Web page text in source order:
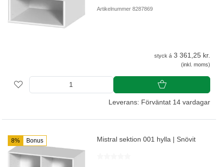
Artikelnummer 8287869
styck á 3 361,25 kr.
(inkl. moms)
Leverans: Förväntat 14 vardagar
8% Bonus Mistral sektion 001 hylla | Snövit